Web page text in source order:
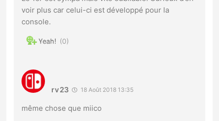
voir plus car celui-ci est développé pour la
console.
0
rv23 18 Août 2018 13:35
même chose que miico